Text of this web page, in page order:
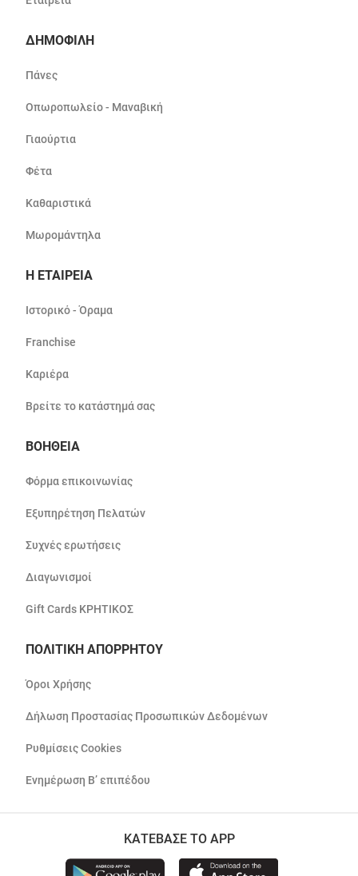
ΔΗΜΟΦΙΛΗ
Πάνες
Οπωροπωλείο - Μαναβική
Γιαούρτια
Φέτα
Καθαριστικά
Μωρομάντηλα
Η ΕΤΑΙΡΕΙΑ
Ιστορικό - Όραμα
Franchise
Καριέρα
Βρείτε το κατάστημά σας
ΒΟΗΘΕΙΑ
Φόρμα επικοινωνίας
Εξυπηρέτηση Πελατών
Συχνές ερωτήσεις
Διαγωνισμοί
Gift Cards ΚΡΗΤΙΚΟΣ
ΠΟΛΙΤΙΚΗ ΑΠΟΡΡΗΤΟΥ
Όροι Χρήσης
Δήλωση Προστασίας Προσωπικών Δεδομένων
Ρυθμίσεις Cookies
Ενημέρωση Β’ επιπέδου
ΚΑΤΕΒΑΣΕ ΤΟ APP